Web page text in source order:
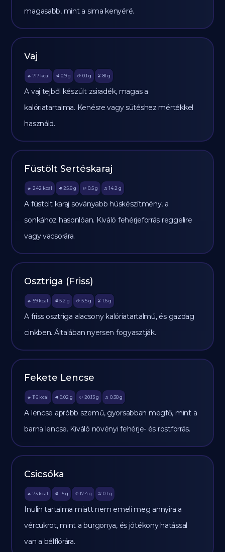
magasabb, mint a sima kenyéré.
Vaj
🔥 717 kcal 🥩 0.9 g 🥔 0.1 g 🫒 81 g
A vaj tejből készült zsiradék, magas a
kalóriatartalma. Kenésre vagy sütéshez mértékkel
használd.
Füstölt Sertéskaraj
🔥 242 kcal 🥩 25.8 g 🥔 0.5g 🫒 14.2 g
A füstölt karaj soványabb húskészítmény, a
sonkához hasonlóan. Kiváló fehérjeforrás reggelire
vagy vacsorára.
Osztriga (Friss)
🔥 59 kcal 🥩 5.2 g 🥔 5.5g 🫒 1.6 g
A friss osztriga alacsony kalóriatartalmú, és gazdag
cinkben. Általában nyersen fogyasztják.
Fekete Lencse
🔥 116 kcal 🥩 9.02 g 🥔 20.13g 🫒 0.38 g
A lencse apróbb szemű, gyorsabban megfő, mint a
barna lencse. Kiváló növényi fehérje- és rostforrás.
Csicsóka
🔥 73 kcal 🥩 1.5 g 🥔 17.4g 🫒 0.1 g
Inulin tartalma miatt nem emeli meg annyira a
vércukrot, mint a burgonya, és jótékony hatással
van a bélflórára.